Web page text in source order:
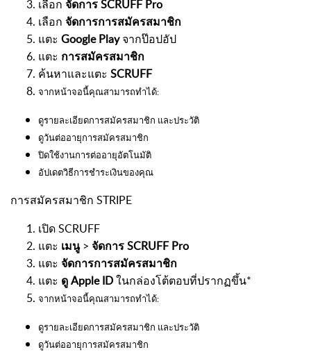
เลือก จัดการ SCRUFF Pro
เลือก จัดการการสมัครสมาชิก
แตะ Google Playจากป๊อปอัป
แตะ การสมัครสมาชิก
ค้นหาและแตะ SCRUFF
จากหน้าจอนี้คุณสามารถทำได้:
ดูรายละเอียดการสมัครสมาชิก และประวัติ
ดูวันต่ออายุการสมัครสมาชิก
ปิดใช้งานการต่ออายุอัตโนมัติ
อัปเดตวิธีการชำระเงินของคุณ
การสมัครสมาชิก STRIPE
เปิด SCRUFF
แตะ เมนู> จัดการ SCRUFF Pro
แตะ จัดการการสมัครสมาชิก
แตะ ดู Apple IDในกล่องโต้ตอบที่ปรากฏขึ้น*
จากหน้าจอนี้คุณสามารถทำได้:
ดูรายละเอียดการสมัครสมาชิก และประวัติ
ดูวันต่ออายุการสมัครสมาชิก